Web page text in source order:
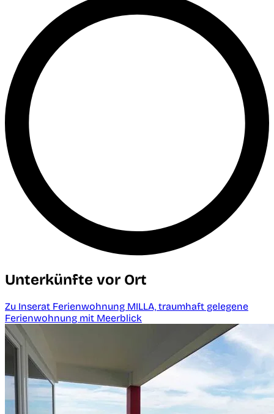
Unterkünfte vor Ort
Zu Inserat Ferienwohnung MILLA, traumhaft gelegene
Ferienwohnung mit Meerblick